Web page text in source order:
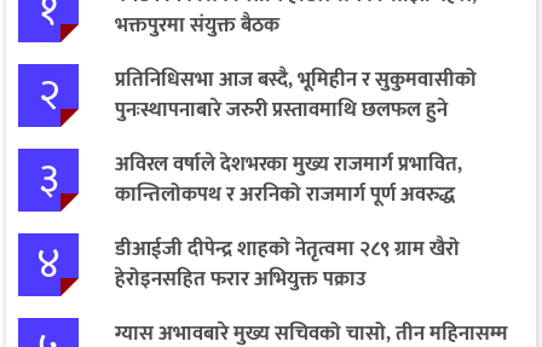
भक्तपुरमा संयुक्त बैठक
२
प्रतिनिधिसभा आज बस्दै, भूमिहीन र सुकुमवासीको
पुनःस्थापनाबारे जरुरी प्रस्तावमाथि छलफल हुने
३
अविरल वर्षाले देशभरका मुख्य राजमार्ग प्रभावित,
कान्तिलोकपथ र अरनिको राजमार्ग पूर्ण अवरुद्ध
४
डीआईजी दीपेन्द्र शाहको नेतृत्वमा २८९ ग्राम खैरो
हेरोइनसहित फरार अभियुक्त पक्राउ
ग्यास अभावबारे मुख्य सचिवको चासो, तीन महिनासम्म